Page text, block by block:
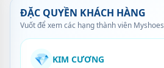
ĐẶC QUYỀN KHÁCH HÀNG
Vuốt để xem các hạng thành viên Myshoes
💎 KIM CƯƠNG